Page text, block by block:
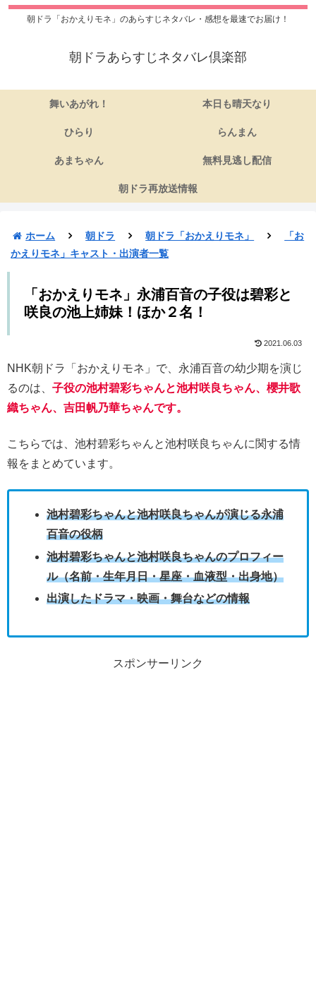
朝ドラ「おかえりモネ」のあらすじネタバレ・感想を最速でお届け！
朝ドラあらすじネタバレ倶楽部
舞いあがれ！ 本日も晴天なり
ひらり らんまん
あまちゃん 無料見逃し配信
朝ドラ再放送情報
ホーム 朝ドラ 朝ドラ「おかえりモネ」
「お
かえりモネ」キャスト・出演者一覧
「おかえりモネ」永浦百音の子役は碧彩と
咲良の池上姉妹！ほか２名！
2021.06.03
NHK朝ドラ「おかえりモネ」で、永浦百音の幼少期を演じ
るのは、 子役の池村碧彩ちゃんと池村咲良ちゃん、櫻井歌
織ちゃん、吉田帆乃華ちゃんです。
こちらでは、池村碧彩ちゃんと池村咲良ちゃんに関する情
報をまとめています。
池村碧彩ちゃんと池村咲良ちゃんが演じる永浦
百音の役柄
池村碧彩ちゃんと池村咲良ちゃんのプロフィー
ル（名前・生年月日・星座・血液型・出身地）
出演したドラマ・映画・舞台などの情報
スポンサーリンク